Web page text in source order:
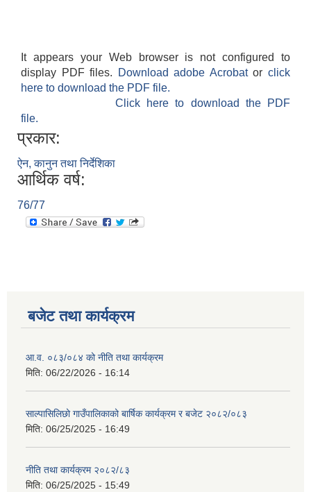
It appears your Web browser is not configured to
display PDF files.
Download adobe Acrobatorclick
here to download the PDF file.
Click here to download the PDF
file.
प्रकार:
ऐन, कानुन तथा निर्देशिका
आर्थिक वर्ष:
76/77
बजेट तथा कार्यक्रम
आ.व. ०८३/०८४ को नीति तथा कार्यक्रम
मिति: 06/22/2026 - 16:14
साल्पासिलिछो गाउँपालिकाको बार्षिक कार्यक्रम र बजेट २०८२/०८३
मिति: 06/25/2025 - 16:49
नीति तथा कार्यक्रम २०८२/८३
मिति: 06/25/2025 - 15:49